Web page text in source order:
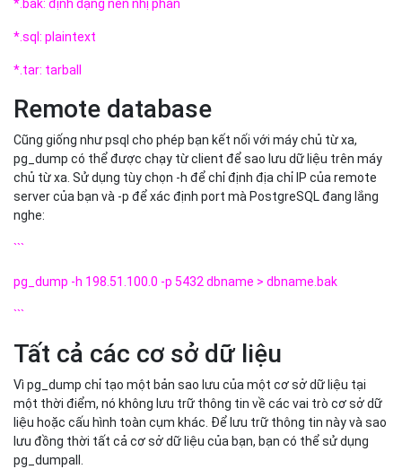
*.bak: định dạng nén nhị phân
*.sql: plaintext
*.tar: tarball
Remote database
Cũng giống như psql cho phép bạn kết nối với máy chủ từ xa,
pg_dump có thể được chạy từ client để sao lưu dữ liệu trên máy
chủ từ xa. Sử dụng tùy chọn -h để chỉ định địa chỉ IP của remote
server của bạn và -p để xác định port mà PostgreSQL đang lắng
nghe:
```
pg_dump -h 198.51.100.0 -p 5432 dbname > dbname.bak
```
Tất cả các cơ sở dữ liệu
Vì pg_dump chỉ tạo một bản sao lưu của một cơ sở dữ liệu tại
một thời điểm, nó không lưu trữ thông tin về các vai trò cơ sở dữ
liệu hoặc cấu hình toàn cụm khác. Để lưu trữ thông tin này và sao
lưu đồng thời tất cả cơ sở dữ liệu của bạn, bạn có thể sử dụng
pg_dumpall.